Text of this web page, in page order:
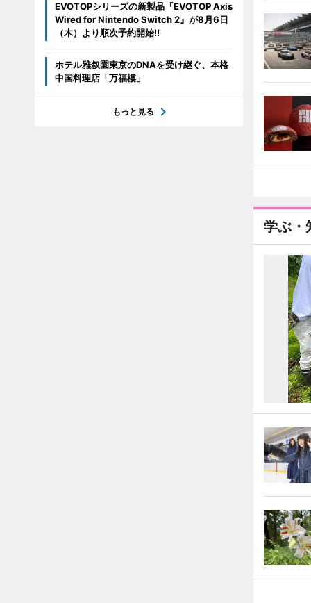
学ぶ・
EVOTOPシリーズの新製品『EVOTOP Axis
Wired for Nintendo Switch 2』が8月6日
（木）より順次予約開始!!
ホテル雅叙園東京のDNAを受け継ぐ、本格
中国料理店「万福樓」
もっと見る